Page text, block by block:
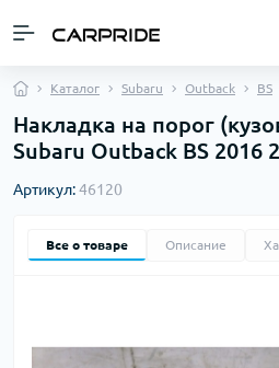
Каталог Subaru Outback BS
Накладка на порог
Subaru Outback BS 2016
Артикул:46120
Все о товаре Описание